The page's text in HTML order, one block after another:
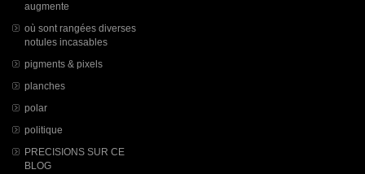
augmente
où sont rangées diverses
notules incasables
pigments & pixels
planches
polar
politique
PRECISIONS SUR CE
BLOG